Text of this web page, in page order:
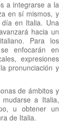
a integrarse a la
en sí mismos, y
en Italia. Una
hacia un
Para los
enfocarán en
expresiones
pronunciación y
de ámbitos y
a Italia,
u obtener un
de Italia.